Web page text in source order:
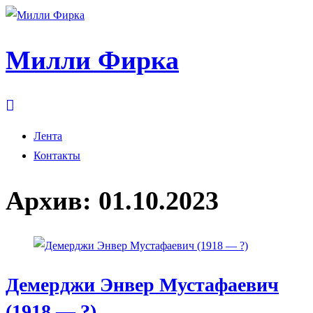
Милли Фирка
Лента
Контакты
Архив: 01.10.2023
Демерджи Энвер Мустафаевич